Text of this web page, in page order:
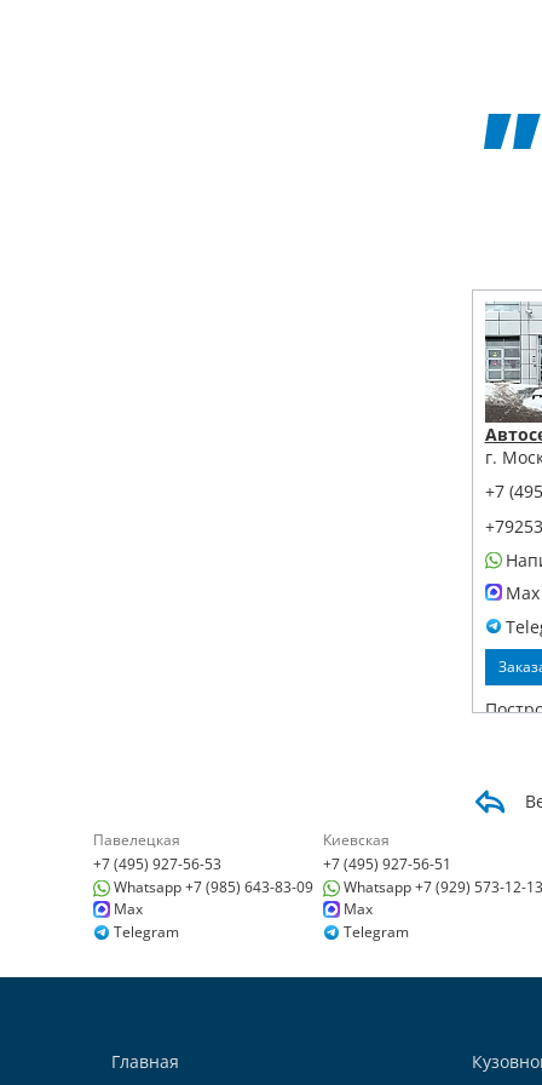
г.
+7
Max
+7
Павелецкая
+7 (495) 927-56-53
Whatsapp +7 (985) 643-83-09
Max
Telegram
Киевская
+7 (495) 927-56-51
Whatsapp +7 (929) 573-12-
Max
Telegram
Главная